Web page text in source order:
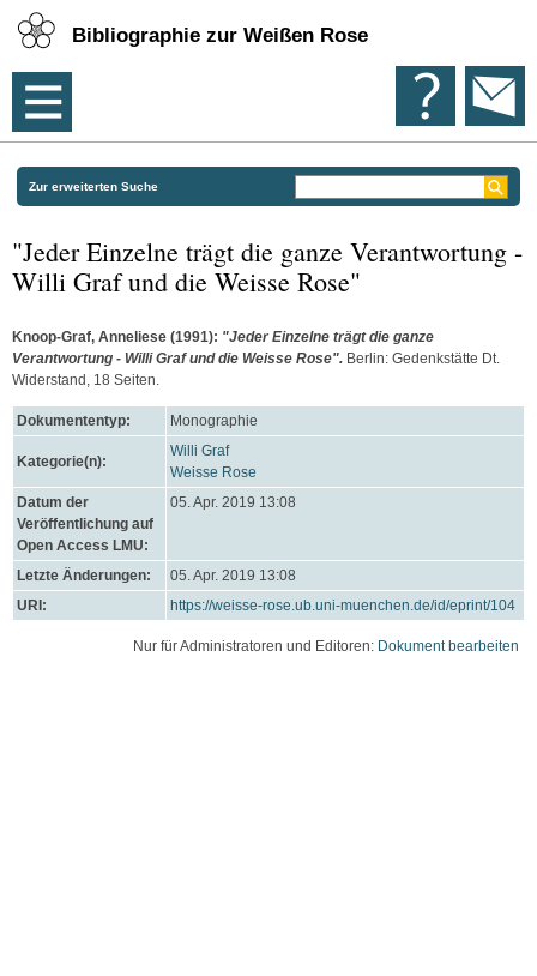
Bibliographie zur Weißen Rose
Zur erweiterten Suche
"Jeder Einzelne trägt die ganze Verantwortung -
Willi Graf und die Weisse Rose"
Knoop-Graf, Anneliese (1991): "Jeder Einzelne trägt die ganze
Verantwortung - Willi Graf und die Weisse Rose". Berlin: Gedenkstätte Dt.
Widerstand, 18 Seiten.
Dokumententyp: Monographie
Kategorie(n):
Willi Graf
Weisse Rose
Datum der
Veröffentlichung auf
Open Access LMU:
05. Apr. 2019 13:08
Letzte Änderungen:
05. Apr. 2019 13:08
URI:
https://weisse-rose.ub.uni-muenchen.de/id/eprint/104
Nur für Administratoren und Editoren: Dokument bearbeiten